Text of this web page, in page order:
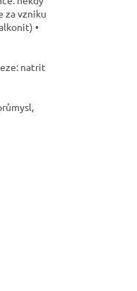
za vzniku
•
natrit